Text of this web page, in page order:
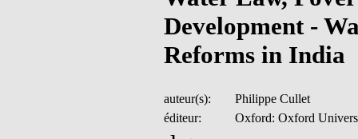
Development -
Reforms in India
auteur(s):
Philippe Cullet
éditeur:
Oxford: Oxford